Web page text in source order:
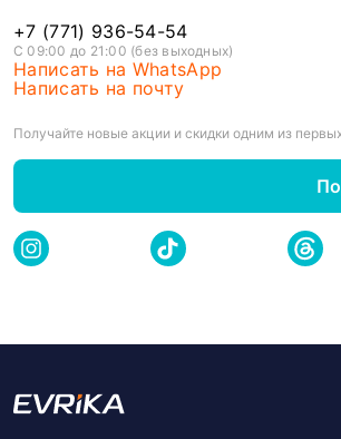
+7 (771) 936-54-54
С 09:00 до 21:00 (без выходных)
Написать на WhatsApp
Написать на почту
Получайте новые акции и скидки одним из